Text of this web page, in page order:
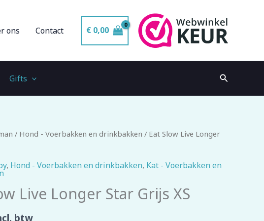
ons Contact € 0,00
Gifts Zoeken
/ Hond - Voerbakken en drinkbakken / Eat Slow Live Longer
, Hond - Voerbakken en drinkbakken, Kat - Voerbakken en
Live Longer Star Grijs XS
btw